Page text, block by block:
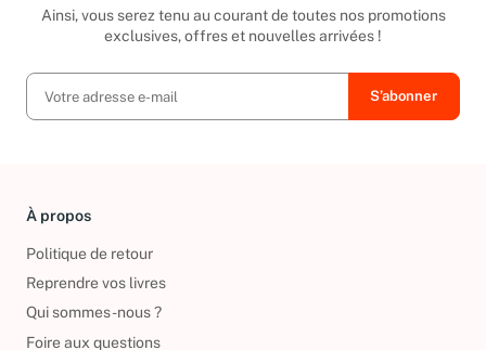
Ainsi, vous serez tenu au courant de toutes nos promotions
exclusives, offres et nouvelles arrivées !
À propos
Politique de retour
Reprendre vos livres
Qui sommes-nous ?
Foire aux questions